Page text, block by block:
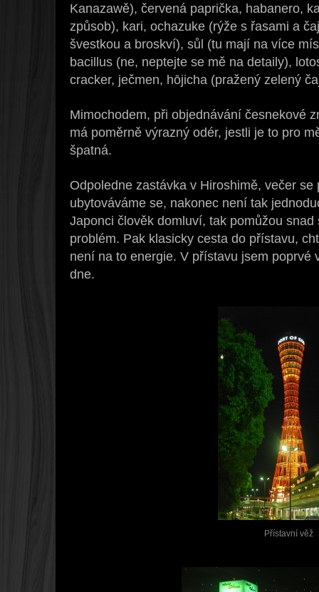
Kanazawě), červená paprička, habanero,
způsob), kari, ochazuke (rýže s řasami a
švestkou a broskví), sůl (tu mají na více
bacillus (ne, neptejte se mě na detaily),
cracker, ječmen, hōjicha (pražený zelený
Mimochodem, při objednávání česnekové
má poměrně výrazný odér, jestli je to pro
špatná.
Odpoledne zastávka v Hiroshimě, večer
ubytováváme se, nakonec není tak
Japonci člověk domluví, tak pomůžou
problém. Pak klasicky cesta do přístavu,
není na to energie. V přístavu jsem poprvé
dne.
Přístavní věž